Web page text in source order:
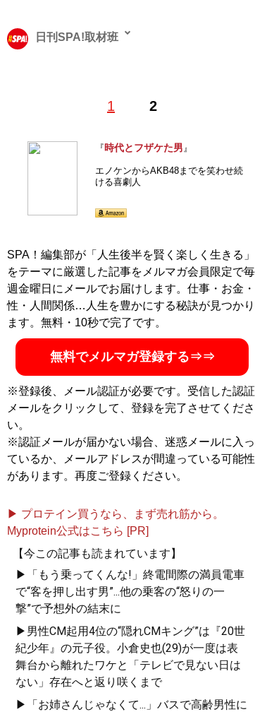
1 2
日刊SPA!取材班
『時代とフザケた男 』
エノケンからAKB48までを笑わせ続
ける喜劇人
SPA！編集部が「人生後半を賢く楽しく生きる」
をテーマに厳選した記事をメルマガ会員限定で毎
週金曜日にメールでお届けします。仕事・お金・
性・人間関係…人生を豊かにする秘訣が見つかり
ます。無料・10秒で完了です。
無料でメルマガ登録する⇒⇒
※登録後、メール認証が必要です。受信した認証
メールをクリックして、登録を完了させてくださ
い。
※認証メールが届かない場合、迷惑メールに入っ
ているか、メールアドレスが間違っている可能性
があります。再度ご登録ください。
▶ プロテイン買うなら、まず売れ筋から。
Myprotein公式はこちら [PR]
【今この記事も読まれています】
▶「もう乗ってくんな!」終電間際の満員電車
で“客を押し出す男”...他の乗客の“怒りの一
撃”で予想外の結末に
▶男性CM起用4位の“隠れCMキング”は『20世
紀少年』の元子役。小倉史也(29)が一度は表
舞台から離れたワケと「テレビで見ない日は
ない」存在へと返り咲くまで
▶「お姉さんじゃなくて...」バスで高齢男性に